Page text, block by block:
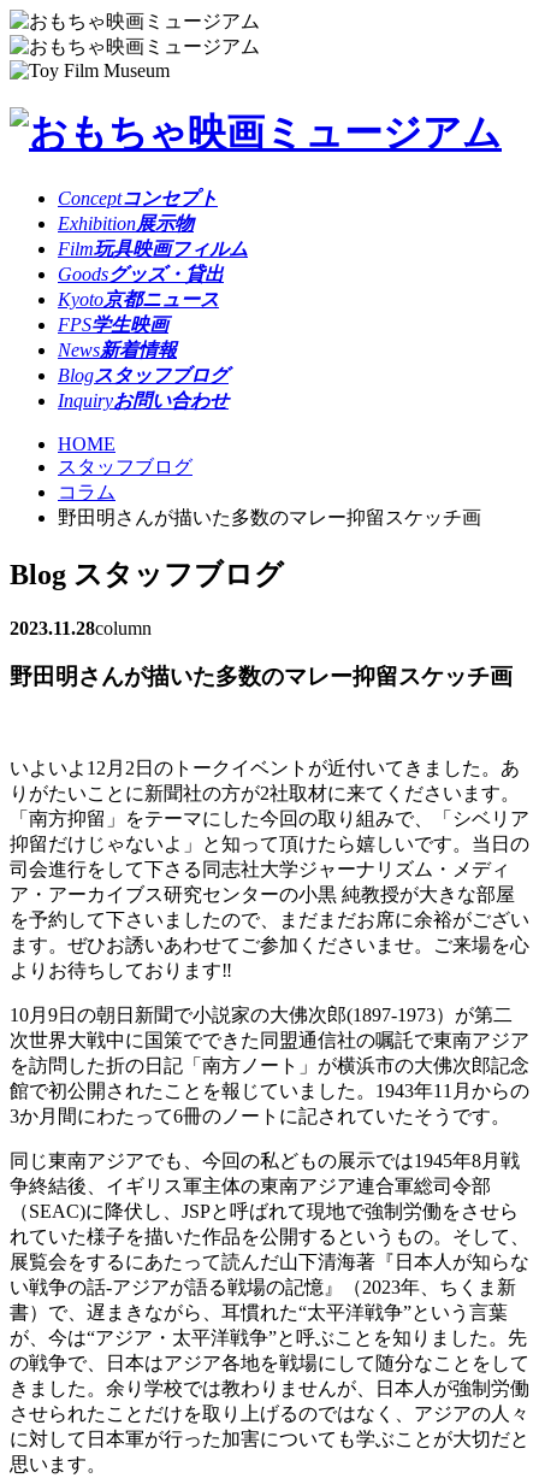
Conceptコンセプト
Exhibition展示物
Film玩具映画フィルム
Goodsグッズ・貸出
Kyoto京都ニュース
FPS学生映画
News新着情報
Blogスタッフブログ
Inquiryお問い合わせ
HOME
スタッフブログ
コラム
野田明さんが描いた多数のマレー抑留スケッチ画
Blog スタッフブログ
2023.11.28column
野田明さんが描いた多数のマレー抑留スケッチ画
いよいよ12月2日のトークイベントが近付いてきました。あ
りがたいことに新聞社の方が2社取材に来てくださいます。
「南方抑留」をテーマにした今回の取り組みで、「シベリア
抑留だけじゃないよ」と知って頂けたら嬉しいです。当日の
司会進行をして下さる同志社大学ジャーナリズム・メディ
ア・アーカイブス研究センターの小黒 純教授が大きな部屋
を予約して下さいましたので、まだまだお席に余裕がござい
ます。ぜひお誘いあわせてご参加くださいませ。ご来場を心
よりお待ちしております‼
10月9日の朝日新聞で小説家の大佛次郎(1897-1973）が第二
次世界大戦中に国策でできた同盟通信社の嘱託で東南アジア
を訪問した折の日記「南方ノート」が横浜市の大佛次郎記念
館で初公開されたことを報じていました。1943年11月からの
3か月間にわたって6冊のノートに記されていたそうです。
同じ東南アジアでも、今回の私どもの展示では1945年8月戦
争終結後、イギリス軍主体の東南アジア連合軍総司令部
（SEAC)に降伏し、JSPと呼ばれて現地で強制労働をさせら
れていた様子を描いた作品を公開するというもの。そして、
展覧会をするにあたって読んだ山下清海著『日本人が知らな
い戦争の話-アジアが語る戦場の記憶』（2023年、ちくま新
書）で、遅まきながら、耳慣れた“太平洋戦争”という言葉
が、今は“アジア・太平洋戦争”と呼ぶことを知りました。先
の戦争で、日本はアジア各地を戦場にして随分なことをして
きました。余り学校では教わりませんが、日本人が強制労働
させられたことだけを取り上げるのではなく、アジアの人々
に対して日本軍が行った加害についても学ぶことが大切だと
思います。